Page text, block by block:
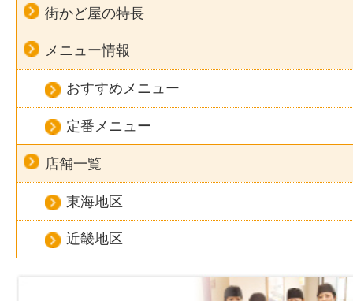
街かど屋の特長
メニュー情報
おすすめメニュー
定番メニュー
店舗一覧
東海地区
近畿地区